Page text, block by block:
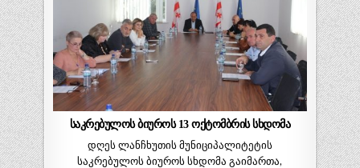
საკრებულოს ბიუროს 13 ოქტომბრის სხდომა
დღეს ლანჩხუთის მუნიციპალიტეტის
საკრებულოს ბიუროს სხდომა გაიმართა,